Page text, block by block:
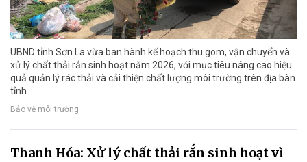
UBND tỉnh Sơn La vừa ban hành kế hoạch thu gom, vận chuyển và
xử lý chất thải rắn sinh hoạt năm 2026, với mục tiêu nâng cao hiệu
quả quản lý rác thải và cải thiện chất lượng môi trường trên địa bàn
tỉnh.
Bảo vệ môi trường
Thanh Hóa: Xử lý chất thải rắn sinh hoạt vì